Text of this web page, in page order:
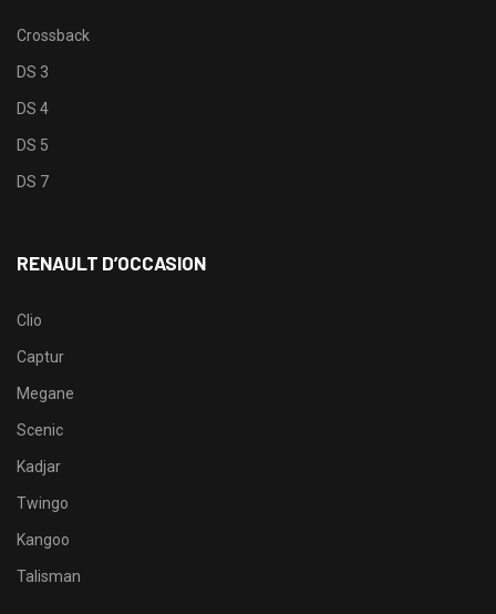
Crossback
DS 3
DS 4
DS 5
DS 7
RENAULT D’OCCASION
Clio
Captur
Megane
Scenic
Kadjar
Twingo
Kangoo
Talisman